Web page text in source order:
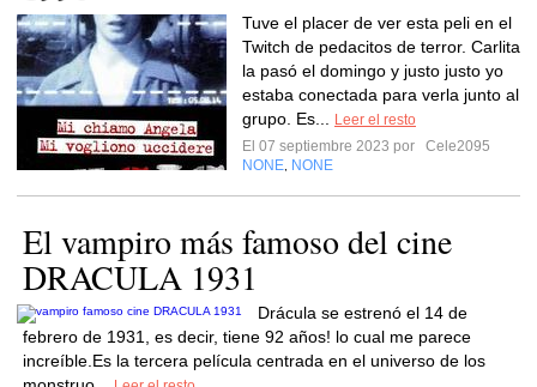
Tuve el placer de ver esta peli en el
Twitch de pedacitos de terror. Carlita
la pasó el domingo y justo justo yo
estaba conectada para verla junto al
grupo. Es...
Leer el resto
El 07 septiembre 2023 por
Cele2095
NONE NONE
El vampiro más famoso del cine
DRACULA 1931
Drácula se estrenó el 14 de
febrero de 1931, es decir, tiene 92 años! lo cual me parece
increíble.Es la tercera película centrada en el universo de los